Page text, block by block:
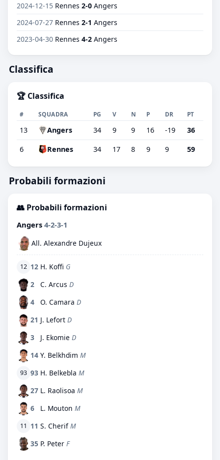
2024-12-15 Rennes 2-0 Angers
2024-07-27 Rennes 2-1 Angers
2023-04-30 Rennes 4-2 Angers
Classifica
🏆 Classifica
# SQUADRA PG V N P DR PT
13 Angers 34 9 9 16 -19 36
6 Rennes 34 17 8 9 9 59
Probabili formazioni
👥 Probabili formazioni
Angers 4-2-3-1
All. Alexandre Dujeux
12 12 H. Koffi G
2
C. Arcus D
4
O. Camara D
21 J. Lefort D
3
J. Ekomie D
14 Y. Belkhdim M
93 93 H. Belkebla M
27 L. Raolisoa M
6
L. Mouton M
11 11 S. CherifM
35 P. Peter F